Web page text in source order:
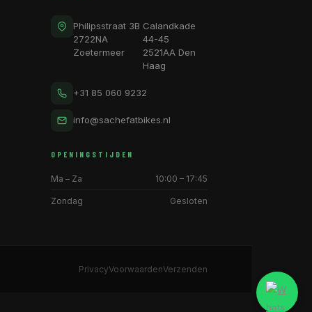
Philipsstraat 3B
2722NA
Zoetermeer
Calandkade
44-45
2521AA Den
Haag
+31 85 060 9232
info@sachefatbikes.nl
OPENINGSTIJDEN
Ma – Za 10:00 – 17:45
Zondag Gesloten
PrivacyVoorwaardenVerzenden